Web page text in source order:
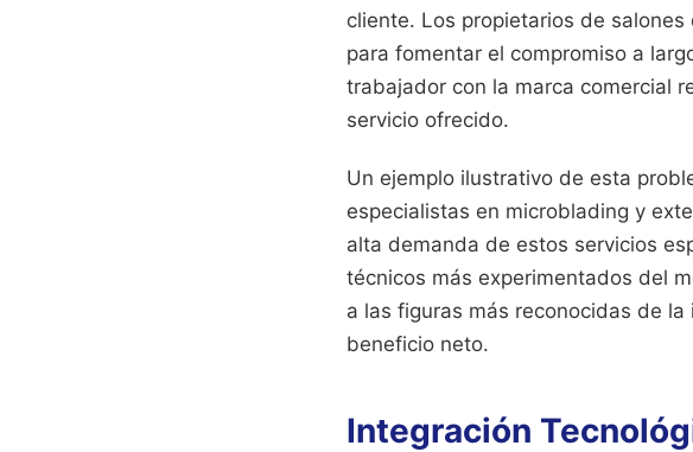
cliente. Los propietarios de
para fomentar el compromiso a
trabajador con la marca comercial
servicio ofrecido.
Un ejemplo ilustrativo de esta
especialistas en microblading y
alta demanda de estos servicios
técnicos más experimentados del
a las figuras más reconocidas de
beneficio neto.
Integración